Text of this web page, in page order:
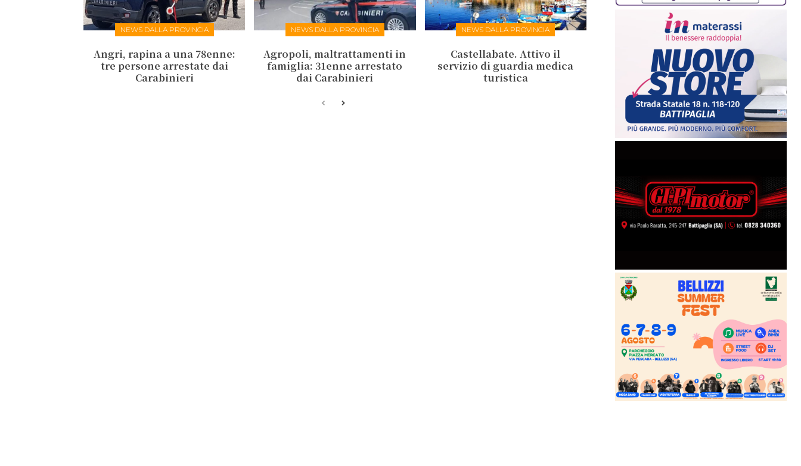
NEWS DALLA PROVINCIA
Angri, rapina a una 78enne:
tre persone arrestate dai
Carabinieri
NEWS DALLA PROVINCIA
Agropoli, maltrattamenti in
famiglia: 31enne arrestato
dai Carabinieri
NEWS DALLA PROVINCIA
Castellabate. Attivo il
servizio di guardia medica
turistica